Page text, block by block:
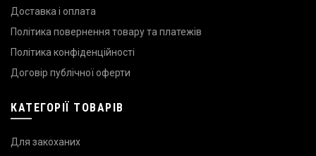
Доставка і оплата
Політика повернення товару та платежів
Політика конфіденційності
Договір публічної оферти
КАТЕГОРІЇ ТОВАРІВ
Для закоханих